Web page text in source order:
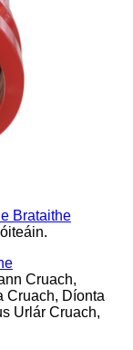
Brataithe
Cruach,
Cruach, Díonta
Urlár Cruach,